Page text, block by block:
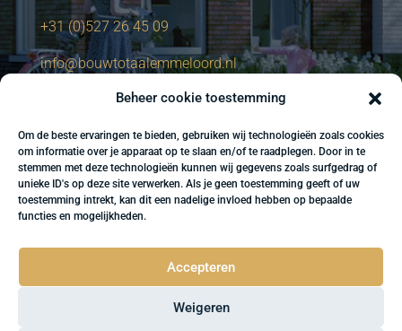
Beheer cookie toestemming
Om de beste ervaringen te bieden, gebruiken wij technologieën zoals cookies
om informatie over je apparaat op te slaan en/of te raadplegen. Door in te
stemmen met deze technologieën kunnen wij gegevens zoals surfgedrag of
unieke ID's op deze site verwerken. Als je geen toestemming geeft of uw
toestemming intrekt, kan dit een nadelige invloed hebben op bepaalde
functies en mogelijkheden.
Accepteren
Weigeren
+31 (0)527 26 45 09
info@bouwtotaalemmeloord.nl